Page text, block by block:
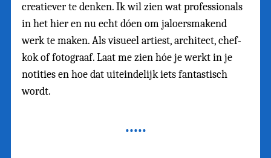
creatiever te denken. Ik wil zien wat professionals
in het hier en nu echt dóen om jaloersmakend
werk te maken. Als visueel artiest, architect, chef-
kok of fotograaf. Laat me zien hóe je werkt in je
notities en hoe dat uiteindelijk iets fantastisch
wordt.